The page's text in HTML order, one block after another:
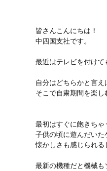
皆さんこんにちは！
中四国支社です。
最近はテレビを付け
自分はどちらかと言え
そこで自粛期間を楽
最初はすぐに飽きち
子供の頃に遊んだいた
懐かしさも感じられる
最新の機種だと機械